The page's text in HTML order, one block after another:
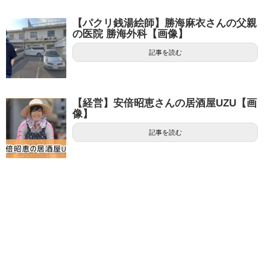
【パクリ銭湯絵師】勝海麻衣さんの父親
の医院 勝海外科【画像】
記事を読む
【経営】安倍昭恵さんの居酒屋UZU【画
像】
記事を読む